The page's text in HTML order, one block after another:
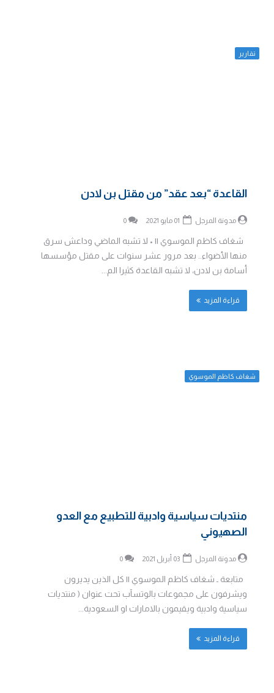
تقارير
القاعدة “بعد عقد” من مقتل بن لادن
مدونة المرجل 0
شغاف كاظم الموسوي || • لا تشبه الماضي وداعش سرق
منها الأضواء.. بعد مرور عشر سنوات على مقتل مؤسسها
أسامة بن لادن، لا تشبه القاعدة كثيرا الم...
قراءة المزيد
شغاف كاظم الموسوي
منتديات سياسية وادبية للتطبيع مع العدو
الصهيوني
مدونة المرجل 0
متابعة ـ شغاف كاظم الموسوي || كل الذين يديرون
ويشرفون على مجموعات بالوتسآب تحت عنوان ( منتديات
سياسية وادبية ويقيمون بالامارات او السعودية...
قراءة المزيد